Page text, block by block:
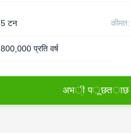
5 टन कीमत:
800,000 प्रति वर्ष
अभी पूछताछ